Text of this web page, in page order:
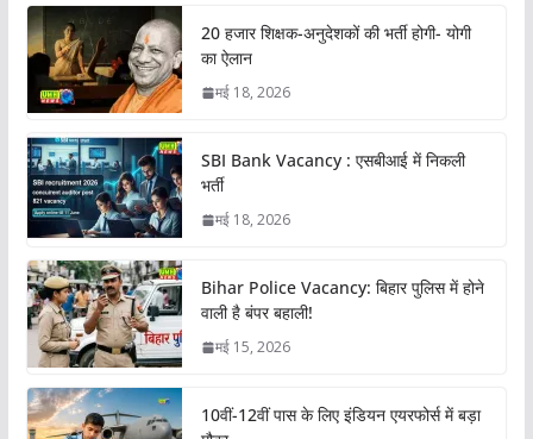
20 हजार शिक्षक-अनुदेशकों की भर्ती होगी- योगी
का ऐलान
मई 18, 2026
SBI Bank Vacancy : एसबीआई में निकली
भर्ती
मई 18, 2026
Bihar Police Vacancy: बिहार पुलिस में होने
वाली है बंपर बहाली!
मई 15, 2026
10वीं-12वीं पास के लिए इंडियन एयरफोर्स में बड़ा